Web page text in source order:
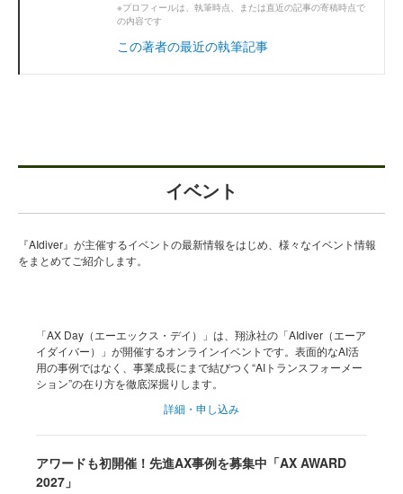
※プロフィールは、執筆時点、または直近の記事の寄稿時点で
の内容です
この著者の最近の執筆記事
イベント
『AIdiver』が主催するイベントの最新情報をはじめ、様々なイベント情報
をまとめてご紹介します。
「AX Day（エーエックス・デイ）」は、翔泳社の「AIdiver（エーア
イダイバー）」が開催するオンラインイベントです。表面的なAI活
用の事例ではなく、事業成長にまで結びつく“AIトランスフォーメー
ション”の在り方を徹底深掘りします。
詳細・申し込み
アワードも初開催！先進AX事例を募集中「AX AWARD
2027」